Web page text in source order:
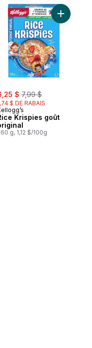
Entiers
Miel & Noix, Céréales à
$ , formerly:
7,99 $
$ DE RABAIS
Krispies goût
g, 1,12 $/100g
Ajouter
Croquante aux Amandes,